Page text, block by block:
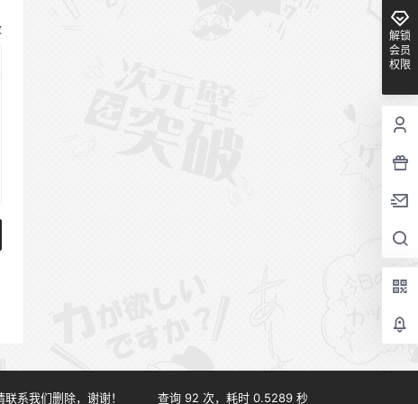
解锁
会员
权限
系我们删除，谢谢！ 查询 92 次，耗时 0.5289 秒